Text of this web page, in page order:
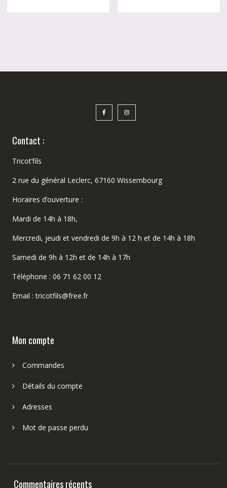
Contact :
Tricot’fils
2 rue du général Leclerc, 67160 Wissembourg
Horaires d’ouverture :
Mardi de 14h à 18h,
Mercredi, jeudi et vendredi de 9h à 12 h et de 14h à 18h
Samedi de 9h à 12h et de 14h à 17h
Téléphone : 06 71 62 00 12
Email : tricotfils@free.fr
Mon compte
Commandes
Détails du compte
Adresses
Mot de passe perdu
Commentaires récents